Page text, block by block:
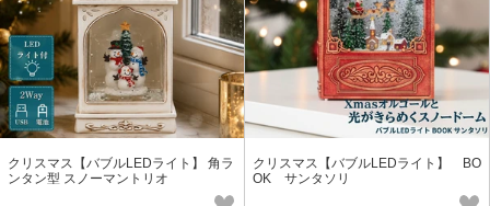
クリスマス【バブルLEDライト】 角ラ
ンタン型 スノーマントリオ
クリスマス【バブルLEDライト】 BO
OK サンタソリ